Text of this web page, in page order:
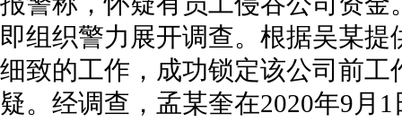
即组织警力展开调查。根据吴某
细致的工作，成功锁定该公司前
疑。经调查，孟某奎在2020年9月